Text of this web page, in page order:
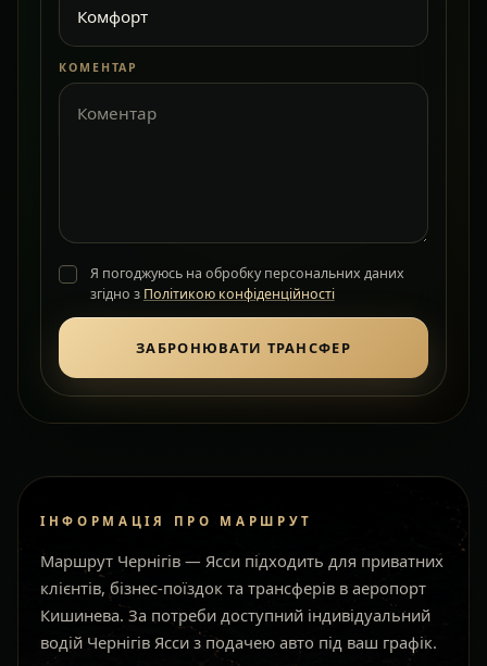
КОМЕНТАР
Я погоджуюсь на обробку персональних даних
згідно з Політикою конфіденційності
ЗАБРОНЮВАТИ ТРАНСФЕР
ІНФОРМАЦІЯ ПРО МАРШРУТ
Маршрут Чернігів — Ясси підходить для приватних
клієнтів, бізнес-поїздок та трансферів в аеропорт
Кишинева. За потреби доступний індивідуальний
водій Чернігів Ясси з подачею авто під ваш графік.